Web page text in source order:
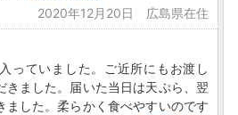
2020年12月20日 広島県在住
っていました。ご近所にもお渡し
きました。届いた当日は天ぷら、翌
ました。柔らかく食べやすいのです